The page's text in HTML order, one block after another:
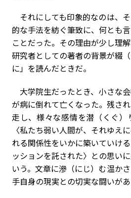
それにしても印象的なのは、
的な手法を紡ぐ筆致に、何とも
ことだった。その理由が少し理
研究者としての著者の背景が綴
に」を読んだときだ。
大学院生だったとき、小さな
が病に倒れて亡くなった。残さ
走し、様々な感情を潜（くぐ）
〈私たち弱い人間が、それゆえ
れる関係性をいかに築いていけ
ッションを託された〉との思い
いう。文章に滲（にじ）む温か
手自身の現実との切実な闘いがあ